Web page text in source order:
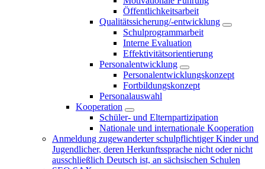
Öffentlichkeitsarbeit
Qualitätssicherung/-entwicklung
Schulprogrammarbeit
Interne Evaluation
Effektivitätsorientierung
Personalentwicklung
Personalentwicklungskonzept
Fortbildungskonzept
Personalauswahl
Kooperation
Schüler- und Elternpartizipation
Nationale und internationale Kooperation
Anmeldung zugewanderter schulpflichtiger Kinder und
Jugendlicher, deren Herkunftssprache nicht oder nicht
ausschließlich Deutsch ist, an sächsischen Schulen